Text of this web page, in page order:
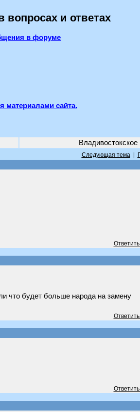
и ответах
в форуме
материалами сайта.
Следующая тема|
что будет больше народа на замену